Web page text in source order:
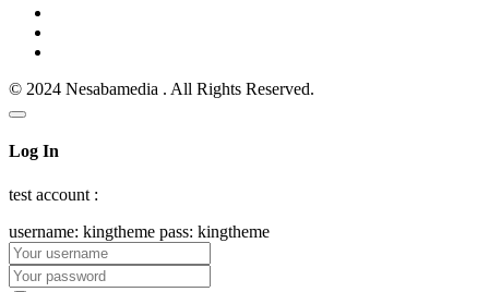
© 2024 Nesabamedia . All Rights Reserved.
Log In
test account :
username: kingtheme pass: kingtheme